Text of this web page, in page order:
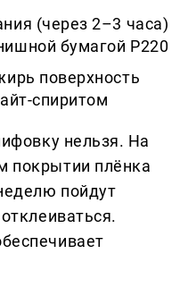
(через 2–3 часа)
бумагой P220
поверхность
спиритом
нельзя. На
покрытии плёнка
пойдут